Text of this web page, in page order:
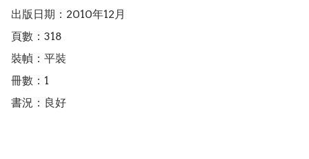
出版日期：2010年12月
頁數：318
裝幀：平裝
冊數：1
書況：良好